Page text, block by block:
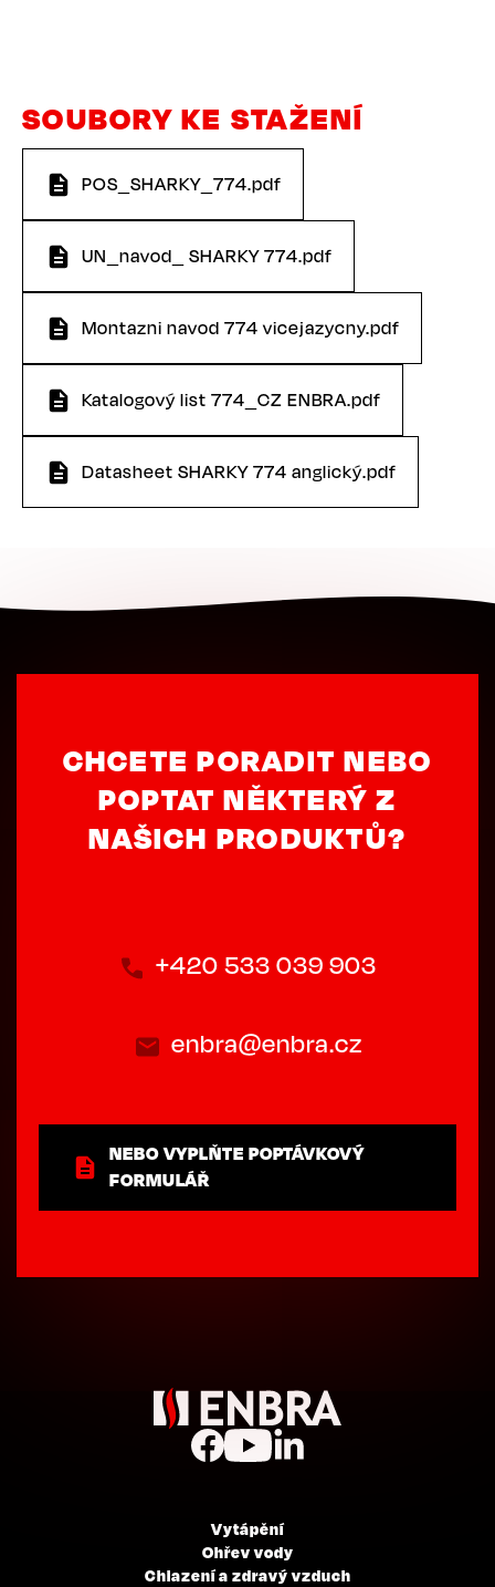
SOUBORY KE STAŽENÍ
POS_SHARKY_774.pdf
UN_navod_ SHARKY 774.pdf
Montazni navod 774 vicejazycny.pdf
Katalogový list 774_CZ ENBRA.pdf
Datasheet SHARKY 774 anglický.pdf
CHCETE PORADIT NEBO
POPTAT NĚKTERÝ Z
NAŠICH PRODUKTŮ?
+420 533 039 903
enbra@enbra.cz
NEBO VYPLŇTE POPTÁVKOVÝ
FORMULÁŘ
Vytápění
Ohřev vody
Chlazení a zdravý vzduch